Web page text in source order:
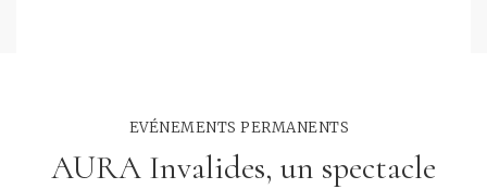
EVÉNEMENTS PERMANENTS
AURA Invalides, un spectacle